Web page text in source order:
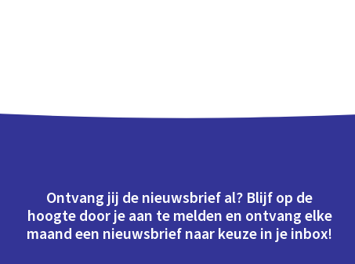
Ontvang jij de nieuwsbrief al? Blijf op de
hoogte door je aan te melden en ontvang elke
maand een nieuwsbrief naar keuze in je inbox!